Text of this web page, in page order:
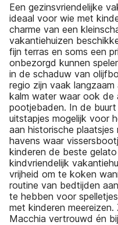
Een gezinsvriendelijke
ideaal voor wie met
charme van een
vakantiehuizen
fijn terras en soms een
onbezorgd kunnen
in de schaduw van
regio zijn vaak
kalm water waar ook de
pootjebaden. In de
uitstapjes mogelijk voor
aan historische
havens waar
kinderen de beste
kindvriendelijk
vrijheid om te koken
routine van bedtijden
te hebben voor
met kinderen
Macchia vertrouwd én